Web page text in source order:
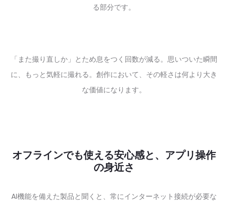
る部分です。
「また撮り直しか」とため息をつく回数が減る。思いついた瞬間
に、もっと気軽に撮れる。創作において、その軽さは何より大き
な価値になります。
オフラインでも使える安心感と、アプリ操作
の身近さ
AI機能を備えた製品と聞くと、常にインターネット接続が必要な